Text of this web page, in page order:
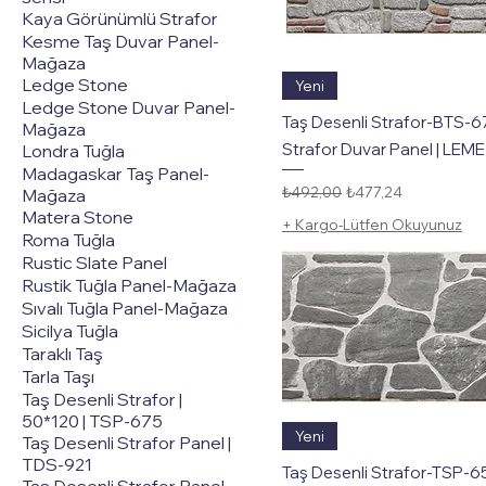
Kaya Görünümlü Strafor
Kesme Taş Duvar Panel-
Mağaza
Ledge Stone
Ledge Stone Duvar Panel-
Mağaza
Londra Tuğla
Madagaskar Taş Panel-
Mağaza
Matera Stone
Roma Tuğla
Rustic Slate Panel
Rustik Tuğla Panel-Mağaza
Sıvalı Tuğla Panel-Mağaza
Sicilya Tuğla
Taraklı Taş
Tarla Taşı
Taş Desenli Strafor |
50*120 | TSP-675
Taş Desenli Strafor Panel |
TDS-921
Yeni
Taş Desenli Strafor-BTS-
Strafor Duvar Panel |
Normal Fiyat
₺492,00 İndirimli Fiyat
₺477,24
+ Kargo-Lütfen Okuyunuz
Yeni
Taş Desenli Strafor-TSP-